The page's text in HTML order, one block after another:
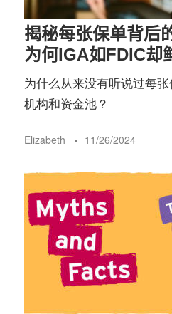
南
©️
揭秘每张保单背后
为何IGA如FDIC却
为什么从来没有听说过每
机构和资金池？
Elizabeth 11/26/2024